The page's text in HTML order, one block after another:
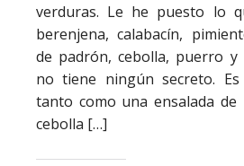
verduras. Le he puesto lo
berenjena, calabacín,
de padrón, cebolla, puerro y
no tiene ningún secreto.
tanto como una ensalada de
cebolla […]